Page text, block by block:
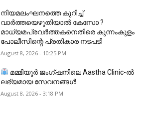
നിയമലംഘനത്തെ കുറിച്ച്
വാർത്തയെഴുതിയാൽ കേസോ ?
മാധ്യമപ്രവർത്തകനെതിരെ കുന്നംകുളം
പോലീസിന്റെ പ്രതികാര നടപടി
August 8, 2026 - 10:25 PM
മമ്മിയൂർ ജംഗ്ഷനിലെ Aastha Clinic-ൽ
ലഭ്യമായ സേവനങ്ങൾ
August 8, 2026 - 3:18 PM